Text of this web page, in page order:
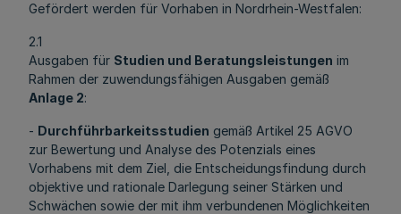
Gefördert werden für Vorhaben in Nordrhein-Westfalen:
2.1
Ausgaben für Studien und Beratungsleistungen im
Rahmen der zuwendungsfähigen Ausgaben gemäß
Anlage 2:
- Durchführbarkeitsstudien gemäß Artikel 25 AGVO
zur Bewertung und Analyse des Potenzials eines
Vorhabens mit dem Ziel, die Entscheidungsfindung durch
objektive und rationale Darlegung seiner Stärken und
Schwächen sowie der mit ihm verbundenen Möglichkeiten